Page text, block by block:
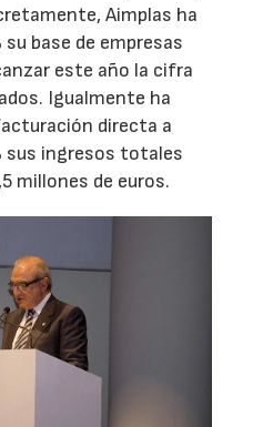
Aimplas ha
base de empresas
este año la cifra
Igualmente ha
directa a
sus ingresos totales
millones de euros.